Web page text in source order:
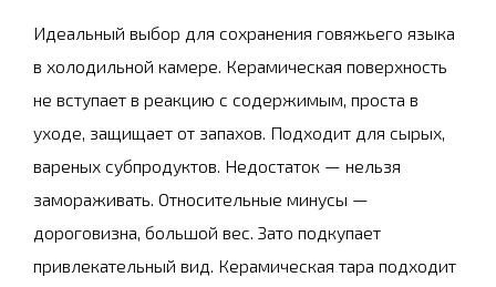
Идеальный выбор для сохранения говяжьего языка
в холодильной камере. Керамическая поверхность
не вступает в реакцию с содержимым, проста в
уходе, защищает от запахов. Подходит для сырых,
вареных субпродуктов. Недостаток — нельзя
замораживать. Относительные минусы —
дороговизна, большой вес. Зато подкупает
привлекательный вид. Керамическая тара подходит